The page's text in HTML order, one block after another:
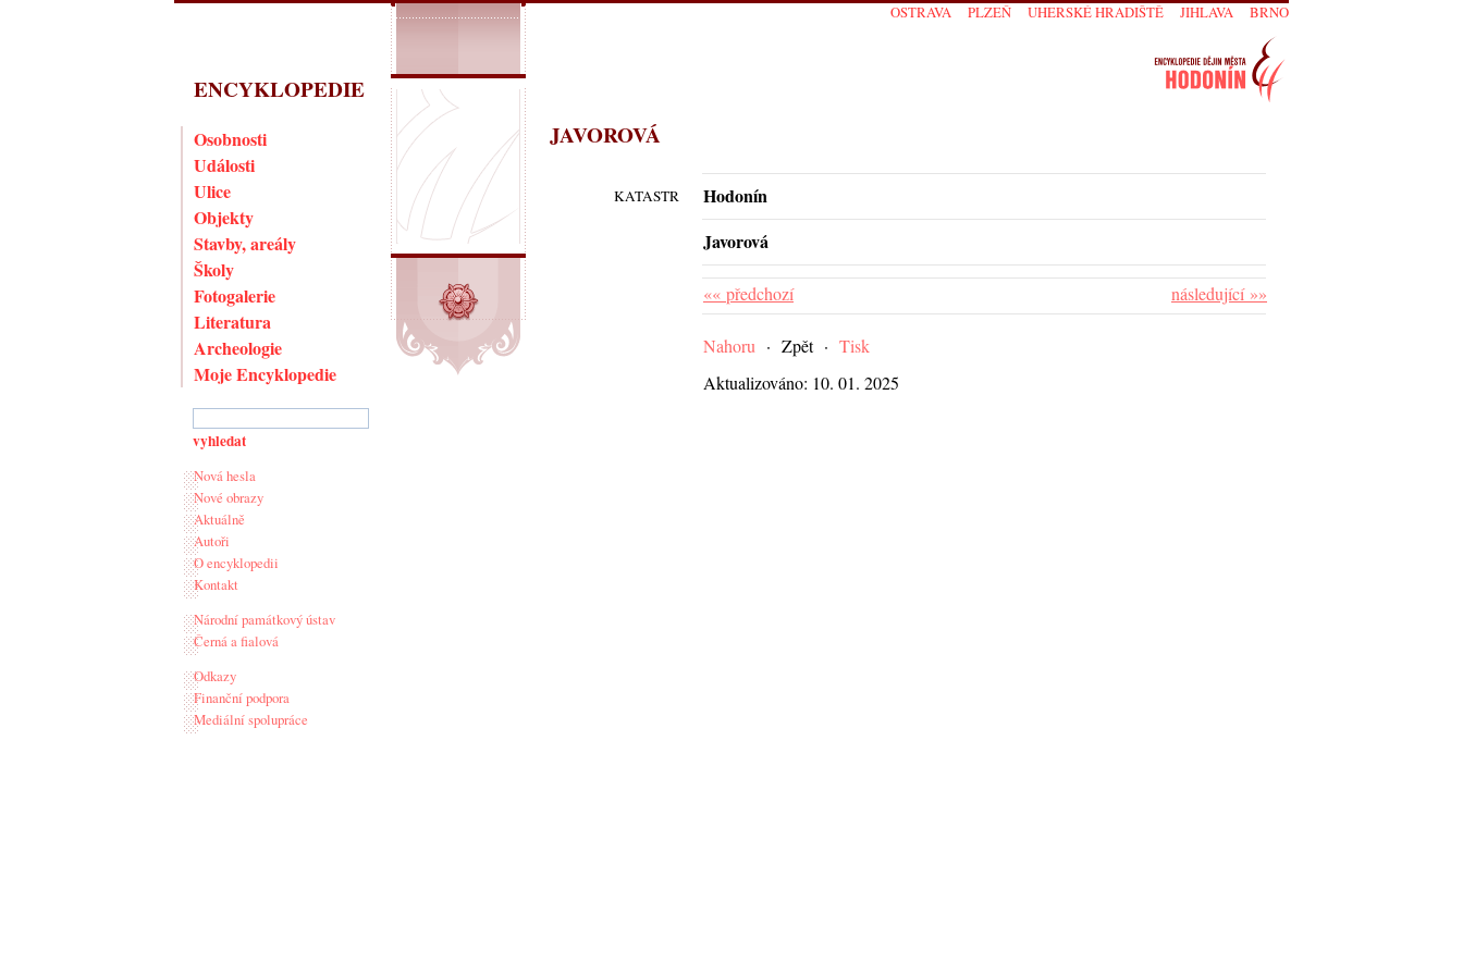
ENCYKLOPEDIE
Osobnosti
Události
Ulice
Objekty
Stavby, areály
Školy
Fotogalerie
Literatura
Archeologie
Moje Encyklopedie
Nová hesla
Nové obrazy
Aktuálně
Autoři
O encyklopedii
Kontakt
Národní památkový ústav
Černá a fialová
Odkazy
Finanční podpora
Mediální spolupráce
JAVOROVÁ
KATASTR
Hodonín
Javorová
následující »»
«« předchozí
Nahoru · Zpět· Tisk
Aktualizováno: 10. 01. 2025
BRNO
JIHLAVA
UHERSKÉ HRADIŠTĚ
PLZEŇ
OSTRAVA